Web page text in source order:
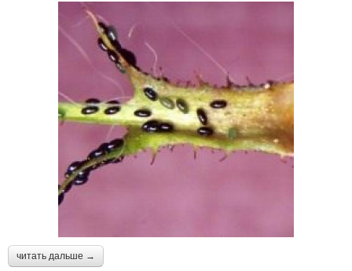
читать дальше →